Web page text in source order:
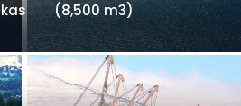
(8,500 m3)